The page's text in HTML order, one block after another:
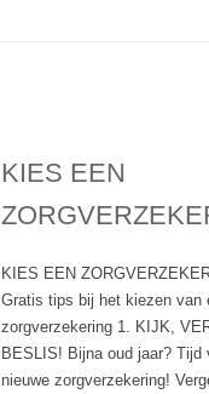
KIES EEN
KIES EEN
Gratis tips bij het kiezen van
zorgverzekering 1. KIJK,
BESLIS! Bijna oud jaar? Tijd
nieuwe zorgverzekering!